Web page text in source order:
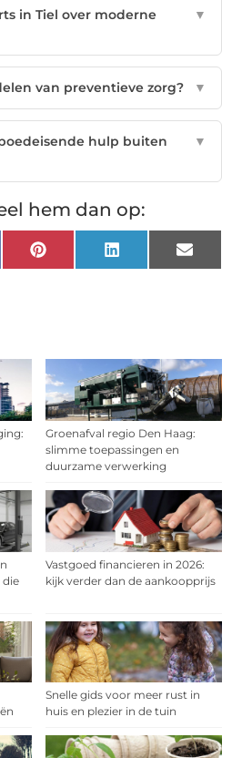
Groenafval regio Den Haag:
slimme toepassingen en
duurzame verwerking
die
Vastgoed financieren in 2026:
kijk verder dan de aankoopprijs
Snelle gids voor meer rust in
huis en plezier in de tuin
in Tiel over moderne
▼
van preventieve zorg? ▼
hulp buiten
▼
hem dan op:
Pinterest LinkedIn Email